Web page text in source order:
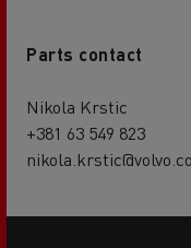
Parts contact
Nikola Krstic
+381 63 549 823